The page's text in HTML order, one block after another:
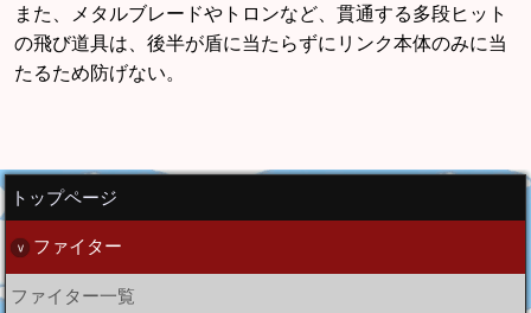
また、メタルブレードやトロンなど、貫通する多段ヒット
の飛び道具は、後半が盾に当たらずにリンク本体のみに当
たるため防げない。
トップページ
ファイター
ファイター一覧